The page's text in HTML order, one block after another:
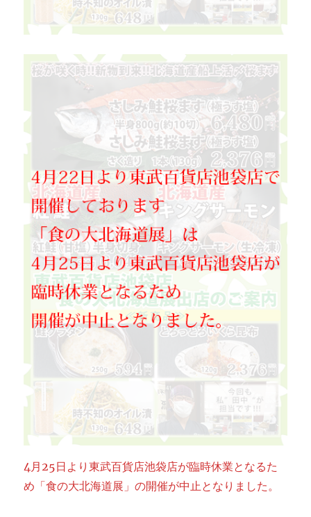
4月25日より東武百貨店池袋店が臨時休業となるた
め「食の大北海道展」の開催が中止となりました。